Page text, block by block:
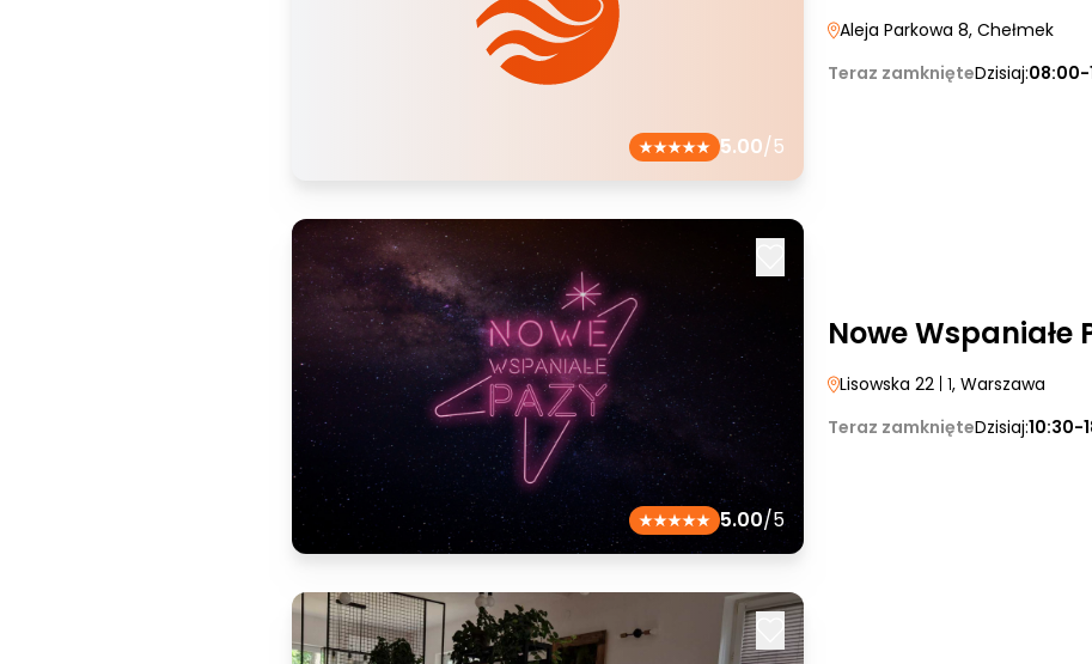
5.00/5
Aleja Parkowa 8, Chełmek
Teraz zamknięteDzisiaj:08:00-
5.00/5
Nowe Wspaniałe
Lisowska 22 | 1, Warszawa
Teraz zamknięteDzisiaj:10:30-